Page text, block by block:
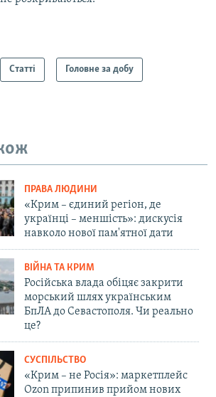
Статті Головне за добу
ПРАВА ЛЮДИНИ
«Крим – єдиний регіон, де
українці – меншість»: дискусія
навколо нової пам'ятної дати
ВІЙНА ТА КРИМ
Російська влада обіцяє закрити
морський шлях українським
БпЛА до Севастополя. Чи реально
це?
СУСПІЛЬСТВО
«Крим – не Росія»: маркетплейс
Ozon припинив прийом нових